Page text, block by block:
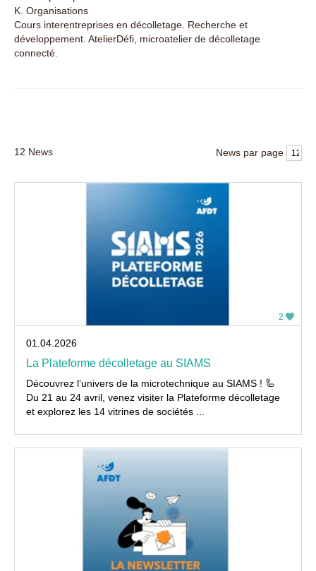
K. Organisations
Cours interentreprises en décolletage. Recherche et
développement. AtelierDéfi, microatelier de décolletage
connecté.
12 News News par page
2
01.04.2026
La Plateforme décolletage au SIAMS
Découvrez l’univers de la microtechnique au SIAMS ! 🦾
Du 21 au 24 avril, venez visiter la Plateforme décolletage
et explorez les 14 vitrines de sociétés ...